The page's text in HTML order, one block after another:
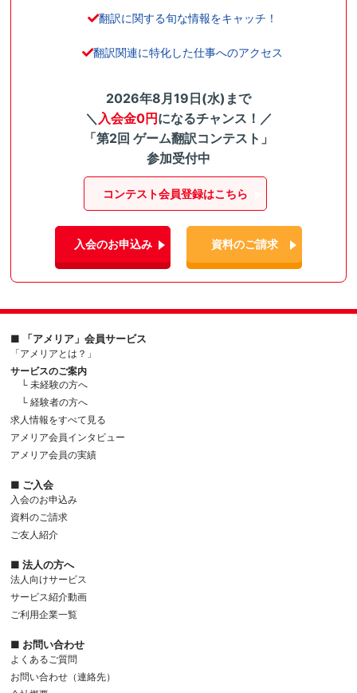
翻訳に関する旬な情報をキャッチ！
翻訳関連に特化した仕事へのアクセス
2026年8月19日(水)まで
＼ 入会金0円になるチャンス！／
「第2回 ゲーム翻訳コンテスト」
参加受付中
コンテスト会員登録はこちら
入会のお申込み 資料のご請求
■ 「アメリア」会員サービス
「アメリアとは？」
サービスのご案内
└ 未経験の方へ
└ 経験者の方へ
求人情報をすべて見る
アメリア会員インタビュー
アメリア会員の実績
■ ご入会
入会のお申込み
資料のご請求
ご友人紹介
■ 法人の方へ
法人向けサービス
サービス紹介動画
ご利用企業一覧
■ お問い合わせ
よくあるご質問
お問い合わせ（連絡先）